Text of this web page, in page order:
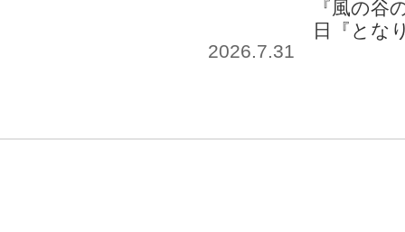
2026.7.31
『風の谷
日『とな